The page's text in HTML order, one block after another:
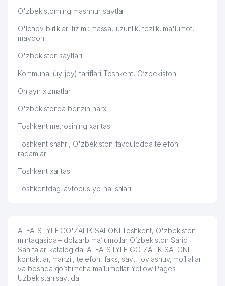
52
56 LANGO TRADING MChJ
57 IPLUS MChJ 779 м
MChJ
PREMIUM COFFEE SHEVCHENKO
60
& DEVELOPMENT CORPORATION
VAKOLATXONA
784 м
61 PRIMAVERA MChJ 786 м
62 FOTOEFFEKT MChJ
O'zbekistonning mashhur saytlari
O'lchov birliklari tizimi: massa, uzunlik, tezlik, ma'lumot,
maydon
O'zbekiston saytlari
Kommunal (uy-joy) tariflari Toshkent, O‘zbekiston
Onlayn xizmatlar
O'zbekistonda benzin narxi
Toshkent metrosining xaritasi
Toshkent shahri, O'zbekiston favqulodda telefon
raqamlari
Toshkent xaritasi
Toshkentdagi avtobus yo'nalishlari
ALFA-STYLE GO'ZALIK SALONI Toshkent, O'zbekiston
mintaqasida – dolzarb ma’lumotlar O’zbekiston Sariq
Sahifalari katalogida. ALFA-STYLE GO'ZALIK SALONI:
kontaktlar, manzil, telefon, faks, sayt, joylashuv, mo’ljallar
va boshqa qo’shimcha ma’lumotlar Yellow Pages
Uzbekistan saytida.